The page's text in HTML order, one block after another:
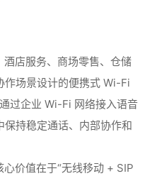
店服务、商场零售、仓储
作场景设计的便携式 Wi-Fi
过企业 Wi-Fi 网络接入语音
持稳定通话、内部协作和
价值在于“无线移动 + SIP